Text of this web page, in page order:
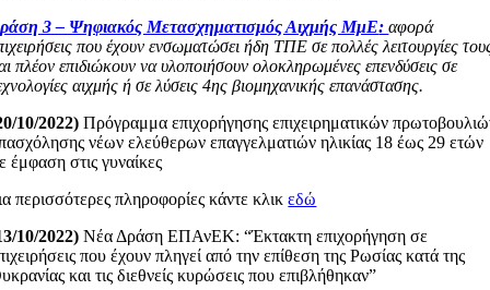
3 – Ψηφιακός Μετασχηματισμός Αιχμής ΜμΕ:αφορά
που έχουν ενσωματώσει ήδη ΤΠΕ σε πολλές λειτουργίες
πλέον επιδιώκουν να υλοποιήσουν ολοκληρωμένες επενδύσεις σε
αιχμής ή σε λύσεις 4ης βιομηχανικής επανάστασης.
10/2022) Πρόγραμμα επιχορήγησης επιχειρηματικών
νέων ελεύθερων επαγγελματιών ηλικίας 18 έως 29 ετών
έμφαση στις γυναίκες
περισσότερες πληροφορίες κάντε κλικεδώ
10/2022) Νέα Δράση ΕΠΑνΕΚ: “Έκτακτη επιχορήγηση σε
που έχουν πληγεί από την επίθεση της Ρωσίας κατά της
και τις διεθνείς κυρώσεις που επιβλήθηκαν”